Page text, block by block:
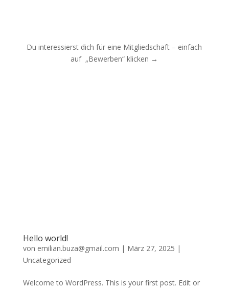
Du interessierst dich für eine Mitgliedschaft – einfach
auf „Bewerben“ klicken →
Hello world!
von emilian.buza@gmail.com | März 27, 2025 |
Uncategorized
Welcome to WordPress. This is your first post. Edit or